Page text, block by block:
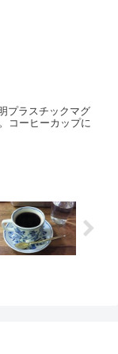
プラスチックマグ
コーヒーカップに